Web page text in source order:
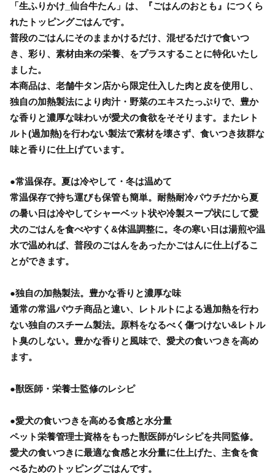
「生ふりかけ_仙台牛たん」は、『ごはんのおとも』につくら
れたトッピングごはんです。
普段のごはんにそのままかけるだけ、混ぜるだけで食いつ
き、彩り、素材由来の栄養、をプラスすることに特化いたし
ました。
本商品は、老舗牛タン店から限定仕入した肉と皮を使用し、
独自の加熱製法により肉汁・野菜のエキスたっぷりで、豊か
な香りと濃厚な味わいが愛犬の食欲をそそります。またレト
ルト(過加熱)を行わない製法で素材を壊さず、食いつき抜群な
味と香りに仕上げています。
●常温保存。夏は冷やして・冬は温めて
常温保存で持ち運びも保管も簡単。耐熱耐冷パウチだから夏
の暑い日は冷やしてシャーベット状や冷製スープ状にして愛
犬のごはんを食べやすく&体温調整に。冬の寒い日は湯煎や温
水で温めれば、普段のごはんをあったかごはんに仕上げるこ
とができます。
●独自の加熱製法。豊かな香りと濃厚な味
通常の常温パウチ商品と違い、レトルトによる過加熱を行わ
ない独自のスチーム製法。原料をなるべく傷つけない&レトル
ト臭のしない。豊かな香りと風味で、愛犬の食いつきを高め
ます。
●獣医師・栄養士監修のレシピ
●愛犬の食いつきを高める食感と水分量
ペット栄養管理士資格をもった獣医師がレシピを共同監修。
愛犬の食いつきに最適な食感と水分量に仕上げた、主食を食
べるためのトッピングごはんです。